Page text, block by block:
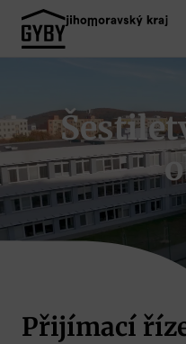
Přijímací